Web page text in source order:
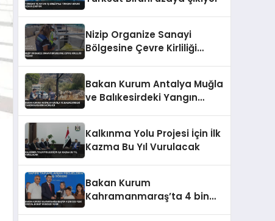
Nizip Organize Sanayi
Bölgesine Çevre Kirliliği
Bakan Kurum Antalya Muğla
ve Balıkesirdeki Yangın
Kalkınma Yolu Projesi İçin İlk
Kazma Bu Yıl Vurulacak
Bakan Kurum
Kahramanmaraş’ta 4 bin